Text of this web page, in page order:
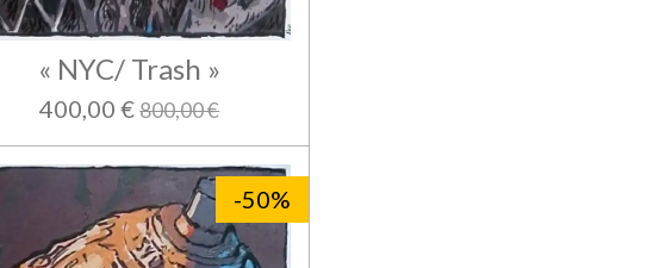
« NYC/ Trash »
400,00 € 800,00 €
-50%